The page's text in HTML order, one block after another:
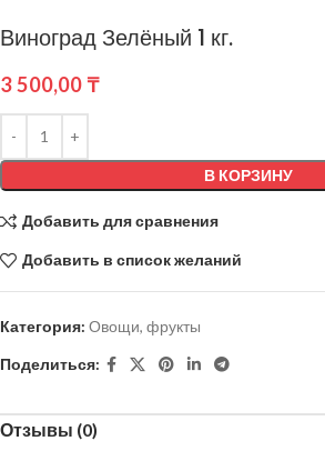
Виноград Зелёный 1 кг.
3 500,00 ₸
В КОРЗИНУ
Добавить для сравнения
Добавить в список желаний
Категория: Овощи, фрукты
Поделиться:
Отзывы (0)